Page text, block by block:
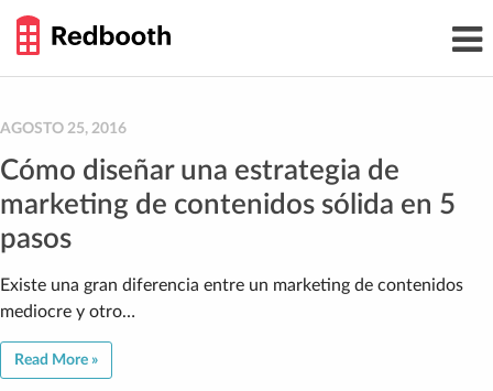
content
GUIDE
AGOSTO 25, 2016
Cómo diseñar una estrategia de
marketing de contenidos sólida en 5
pasos
Existe una gran diferencia entre un marketing de contenidos
mediocre y otro…
Read More »